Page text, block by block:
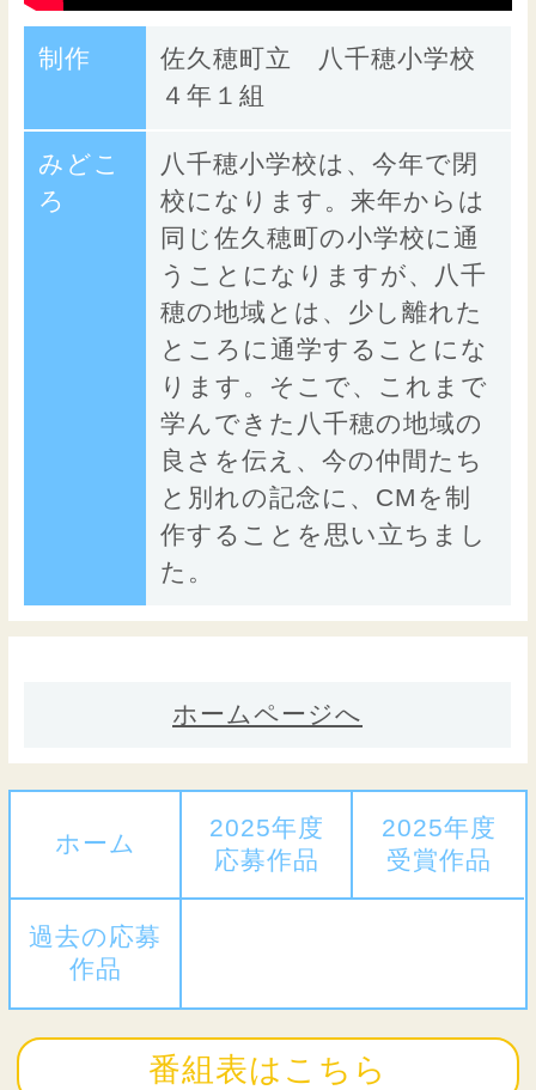
制作
佐久穂町立 八千穂小学校
４年１組
みどこ
ろ
八千穂小学校は、今年で閉
校になります。来年からは
同じ佐久穂町の小学校に通
うことになりますが、八千
穂の地域とは、少し離れた
ところに通学することにな
ります。そこで、これまで
学んできた八千穂の地域の
良さを伝え、今の仲間たち
と別れの記念に、CMを制
作することを思い立ちまし
た。
ホームページへ
ホーム
2025年度
応募作品
2025年度
受賞作品
過去の応募
作品
番組表はこちら